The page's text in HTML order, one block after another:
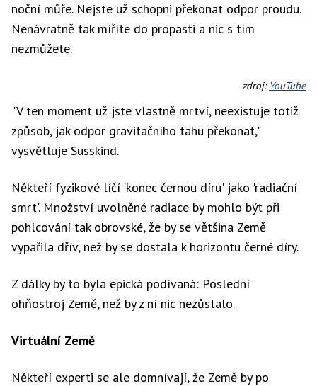
noční můře. Nejste už schopni překonat odpor proudu.
Nenávratně tak míříte do propasti a nic s tím
nezmůžete.
zdroj: YouTube
"V ten moment už jste vlastně mrtví, neexistuje totiž
způsob, jak odpor gravitačního tahu překonat,"
vysvětluje Susskind.
Někteří fyzikové líčí 'konec černou díru' jako 'radiační
smrt'. Množství uvolněné radiace by mohlo být při
pohlcování tak obrovské, že by se většina Země
vypařila dřív, než by se dostala k horizontu černé díry.
Z dálky by to byla epická podívaná: Poslední
ohňostroj Země, než by z ní nic nezůstalo.
Virtuální Země
Někteří experti se ale domnívají, že Země by po